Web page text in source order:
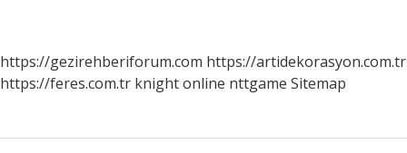
https://gezirehberiforum.com https://artidekorasyon.com.tr
https://feres.com.tr knight online nttgame Sitemap